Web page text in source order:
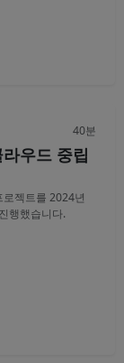
40분
우드 중립
젝트를 2024년
행했습니다.